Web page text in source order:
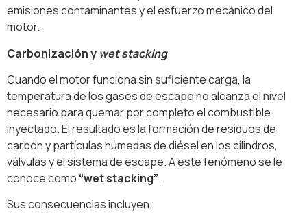
emisiones contaminantes y el esfuerzo mecánico del
motor.
Carbonización y wet stacking
Cuando el motor funciona sin suficiente carga, la
temperatura de los gases de escape no alcanza el nivel
necesario para quemar por completo el combustible
inyectado. El resultado es la formación de residuos de
carbón y partículas húmedas de diésel en los cilindros,
válvulas y el sistema de escape. A este fenómeno se le
conoce como “wet stacking”.
Sus consecuencias incluyen: